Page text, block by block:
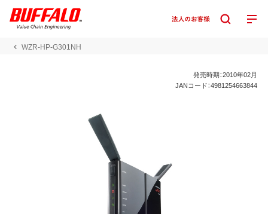
WZR-HP-G301NH
発売時期：2010年02月
JANコード：4981254663844